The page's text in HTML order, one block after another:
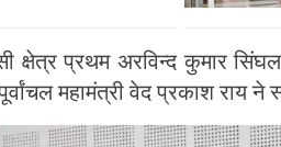
क्षेत्र प्रथम अरविन्द कुमार
महामंत्री वेद प्रकाश राय ने